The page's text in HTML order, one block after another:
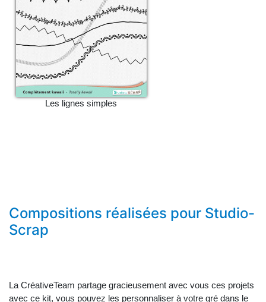
Les lignes simples
Compositions réalisées pour Studio-
Scrap
La CréativeTeam partage gracieusement avec vous ces projets
avec ce kit, vous pouvez les personnaliser à votre gré dans le